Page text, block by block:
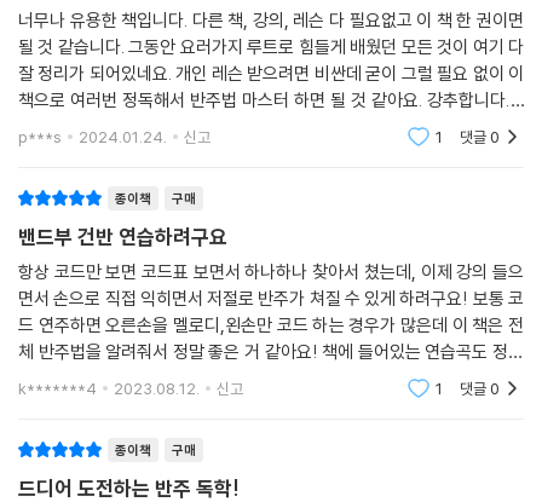
너무나 유용한 책입니다. 다른 책, 강의, 레슨 다 필요없고 이 책 한 권이면
될 것 같습니다. 그동안 요러가지 루트로 힘들게 배웠던 모든 것이 여기 다
잘 정리가 되어있네요. 개인 레슨 받으려면 비싼데 굳이 그럴 필요 없이 이
책으로 여러번 정독해서 반주법 마스터 하면 될 것 같아요. 강추합니다. 2
권도 주문했는데 2권도 기대가 됩니다. 이렇게 좋은 책을 써주셔서 감사합
니다.
p***s 2024.01.24. 신고 1 댓글0
종이책 구매
밴드부 건반 연습하려구요
항상 코드만 보면 코드표 보면서 하나하나 찾아서 쳤는데, 이제 강의 들으
면서 손으로 직접 익히면서 저절로 반주가 쳐질 수 있게 하려구요! 보통 코
드 연주하면 오른손을 멜로디,왼손만 코드 하는 경우가 많은데 이 책은 전
체 반주법을 알려줘서 정말 좋은 거 같아요! 책에 들어있는 연습곡도 정말
유익하게 배울 수 있게 해주고 차근히 알려줘서 저같은 초보자도 잘 따라
k*******4 2023.08.12. 신고 1 댓글0
종이책 구매
드디어 도전하는 반주 독학!